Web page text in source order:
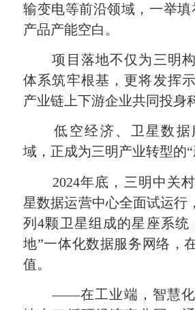
输变电等前沿领域，一举
产品产能空白。
项目落地不仅为三明构
体系筑牢根基，更将发挥
产业链上下游企业共同投身
低空经济、卫星数据
域，正成为三明产业转型的“
2024年底，三明中关村
星数据运营中心全面试运行
列4颗卫星组成的星座系统
地”一体化数据服务网络，
值。
——在工业端，智慧化